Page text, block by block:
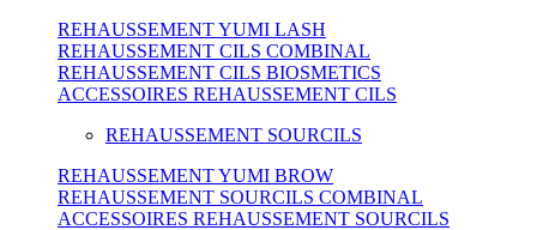
REHAUSSEMENT YUMI LASH
REHAUSSEMENT CILS COMBINAL
REHAUSSEMENT CILS BIOSMETICS
ACCESSOIRES REHAUSSEMENT CILS
REHAUSSEMENT SOURCILS
REHAUSSEMENT YUMI BROW
REHAUSSEMENT SOURCILS COMBINAL
ACCESSOIRES REHAUSSEMENT SOURCILS